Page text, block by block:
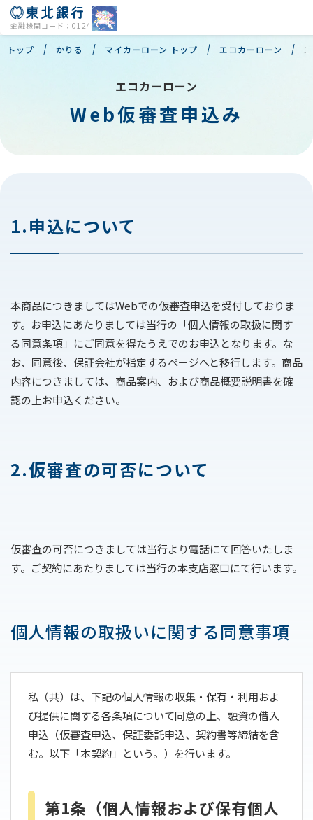
金融機関コード：0124
法人のお客様
株主・投資家の皆様
採用情報
トップ かりる マイカーローン トップ エコカーローン
エコカーローン
Web仮審査申込み
1.申込について
本商品につきましてはWebでの仮審査申込を受付しておりま
す。お申込にあたりましては当行の「個人情報の取扱に関す
る同意条項」にご同意を得たうえでのお申込となります。な
お、同意後、保証会社が指定するページへと移行します。商品
内容につきましては、商品案内、および商品概要説明書を確
認の上お申込ください。
2.仮審査の可否について
仮審査の可否につきましては当行より電話にて回答いたしま
す。ご契約にあたりましては当行の本支店窓口にて行います。
個人情報の取扱いに関する同意事項
私（共）は、下記の個人情報の収集・保有・利用およ
び提供に関する各条項について同意の上、融資の借入
申込（仮審査申込、保証委託申込、契約書等締結を含
む。以下「本契約」という。）を行います。
第1条（個人情報および保有個人